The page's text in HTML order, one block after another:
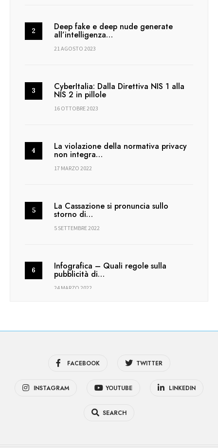
Deep fake e deep nude generate
all’intelligenza…
21 AGOSTO 2023
CyberItalia: Dalla Direttiva NIS 1 alla
NIS 2 in pillole
16 OTTOBRE 2023
La violazione della normativa privacy
non integra…
17 MARZO 2022
La Cassazione si pronuncia sullo
storno di…
5 SETTEMBRE 2022
Infografica – Quali regole sulla
pubblicità di…
24 MARZO 2022
FACEBOOK TWITTER
INSTAGRAM YOUTUBE LINKEDIN
SEARCH